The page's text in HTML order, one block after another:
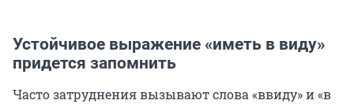
Устойчивое выражение «иметь в виду»
придется запомнить
Часто затруднения вызывают слова «ввиду» и «в